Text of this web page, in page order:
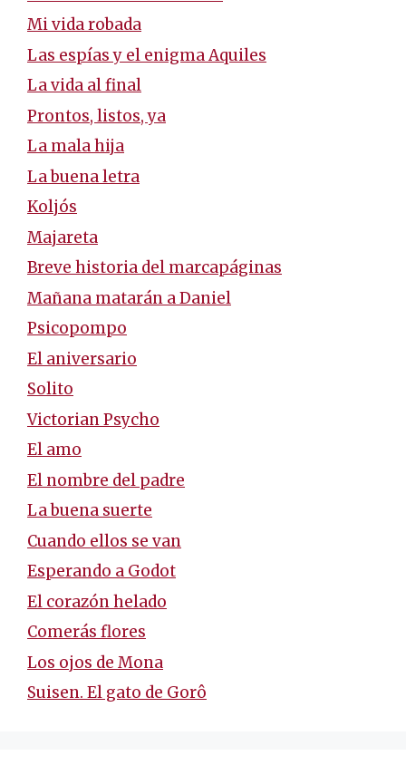
Mi vida robada
Las espías y el enigma Aquiles
La vida al final
Prontos, listos, ya
La mala hija
La buena letra
Koljós
Majareta
Breve historia del marcapáginas
Mañana matarán a Daniel
Psicopompo
El aniversario
Solito
Victorian Psycho
El amo
El nombre del padre
La buena suerte
Cuando ellos se van
Esperando a Godot
El corazón helado
Comerás flores
Los ojos de Mona
Suisen. El gato de Gorô